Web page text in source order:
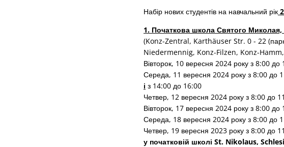
Набір нових студентів на навчальний рік
1. Початкова школа Святого Миколая,
(Konz-Zentral, Karthäuser Str. 0 - 22
Niedermennig, Konz-Filzen, Konz-
Вівторок, 10 вересня 2024 року з 8:00 до
Середа, 11 вересня 2024 року з 8:00 до
і з 14:00 до 16:00
Четвер, 12 вересня 2024 року з 8:00 до
Вівторок, 17 вересня 2024 року з 8:00 до
Середа, 18 вересня 2024 року з 8:00 до
Четвер, 19 вересня 2023 року з 8:00 до
у початковій школі St. Nikolaus,